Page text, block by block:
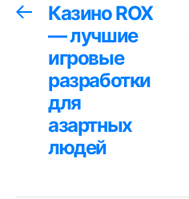
Навигация
записям
Предыдущая
запись:
Казино ROX
— лучшие
игровые
разработки
для
азартных
людей